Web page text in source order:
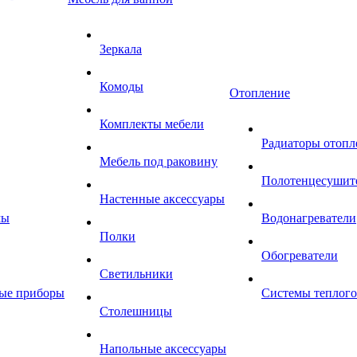
приборы
Зеркала
Комоды
Комплекты мебели
Мебель под раковину
Настенные аксессуары
Полки
Светильники
Столешницы
Напольные аксессуары
Отопление
Радиаторы
Водонагреватели
Обогреватели
Системы